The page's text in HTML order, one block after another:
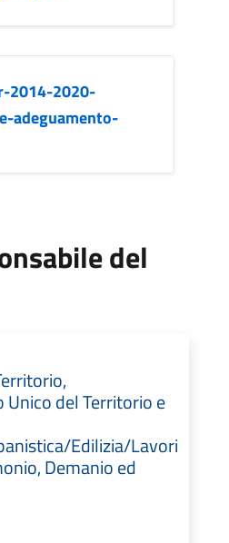
2014-2020-
adeguamento-
del
del Territorio e
Edilizia/Lavori
Demanio ed